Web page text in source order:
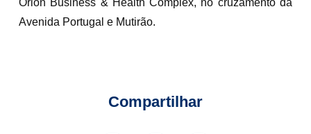
Avenida Portugal e Mutirão.
Compartilhar